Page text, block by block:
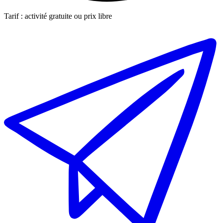
Tarif : activité gratuite ou prix libre